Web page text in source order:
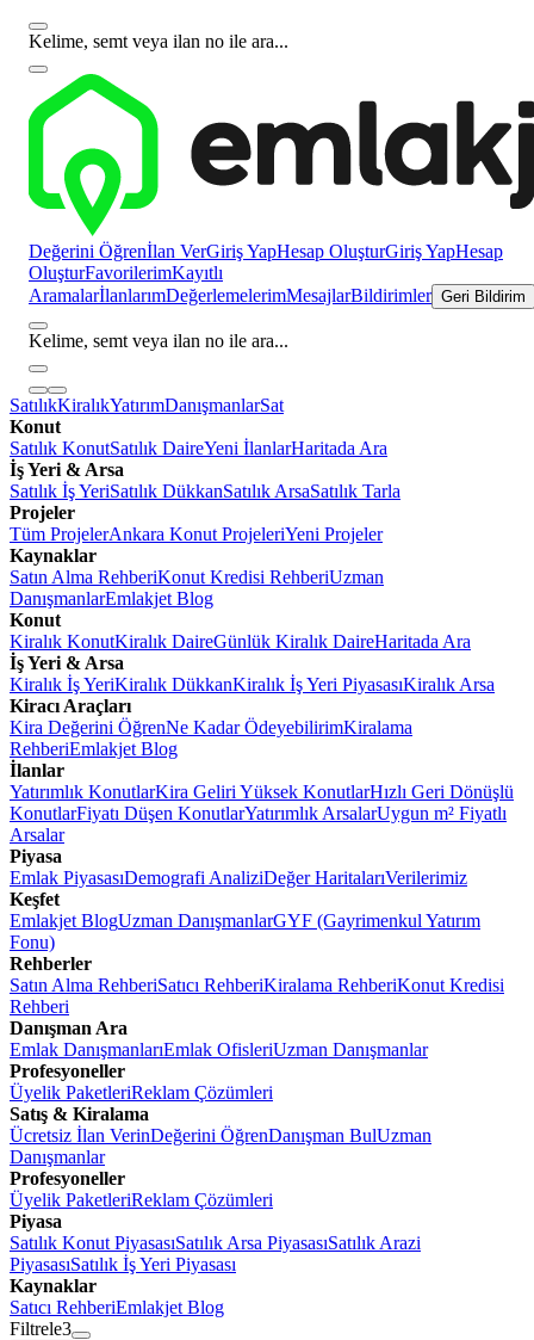
Kelime, semt veya ilan no ile ara...
Değerini Öğrenİlan VerGiriş YapHesap OluşturGiriş YapHesap
OluşturFavorilerimKayıtlı
AramalarİlanlarımDeğerlemelerimMesajlarBildirimler Geri Bildirim
Kelime, semt veya ilan no ile ara...
SatılıkKiralıkYatırımDanışmanlarSat
Konut
Satılık KonutSatılık DaireYeni İlanlarHaritada Ara
İş Yeri & Arsa
Satılık İş YeriSatılık DükkanSatılık ArsaSatılık Tarla
Projeler
Tüm ProjelerAnkara Konut ProjeleriYeni Projeler
Kaynaklar
Satın Alma RehberiKonut Kredisi RehberiUzman
DanışmanlarEmlakjet Blog
Konut
Kiralık KonutKiralık DaireGünlük Kiralık DaireHaritada Ara
İş Yeri & Arsa
Kiralık İş YeriKiralık DükkanKiralık İş Yeri PiyasasıKiralık Arsa
Kiracı Araçları
Kira Değerini ÖğrenNe Kadar ÖdeyebilirimKiralama
RehberiEmlakjet Blog
İlanlar
Yatırımlık KonutlarKira Geliri Yüksek KonutlarHızlı Geri Dönüşlü
KonutlarFiyatı Düşen KonutlarYatırımlık ArsalarUygun m² Fiyatlı
Arsalar
Piyasa
Emlak PiyasasıDemografi AnaliziDeğer HaritalarıVerilerimiz
Keşfet
Emlakjet BlogUzman DanışmanlarGYF (Gayrimenkul Yatırım
Fonu)
Rehberler
Satın Alma RehberiSatıcı RehberiKiralama RehberiKonut Kredisi
Rehberi
Danışman Ara
Emlak DanışmanlarıEmlak OfisleriUzman Danışmanlar
Profesyoneller
Üyelik PaketleriReklam Çözümleri
Satış & Kiralama
Ücretsiz İlan VerinDeğerini ÖğrenDanışman BulUzman
Danışmanlar
Profesyoneller
Üyelik PaketleriReklam Çözümleri
Piyasa
Satılık Konut PiyasasıSatılık Arsa PiyasasıSatılık Arazi
PiyasasıSatılık İş Yeri Piyasası
Kaynaklar
Satıcı RehberiEmlakjet Blog
Filtrele3